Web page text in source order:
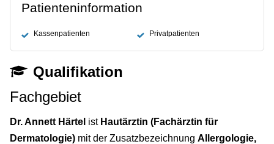
Patienteninformation
Kassenpatienten Privatpatienten
Qualifikation
Fachgebiet
Dr. Annett Härtel ist Hautärztin (Fachärztin für
Dermatologie) mit der Zusatzbezeichnung Allergologie,